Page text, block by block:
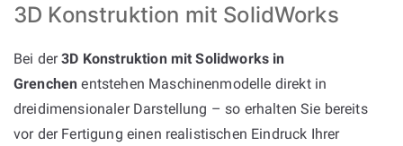
3D Konstruktion mit SolidWorks
Bei der3D Konstruktion mit Solidworks in
Grenchen entstehen Maschinenmodelle direkt in
dreidimensionaler Darstellung – so erhalten Sie bereits
vor der Fertigung einen realistischen Eindruck Ihrer